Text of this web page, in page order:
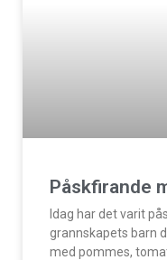
Påskfirande
Idag har det varit
grannskapets barn
med pommes,